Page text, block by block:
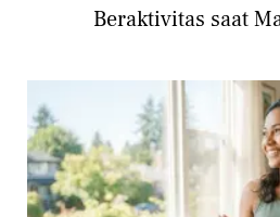
Beraktivitas saat